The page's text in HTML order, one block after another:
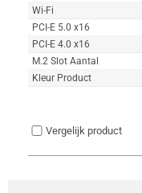
Wi-Fi
PCI-E 5.0 x16
PCI-E 4.0 x16
M.2 Slot Aantal
Kleur Product
Vergelijk product